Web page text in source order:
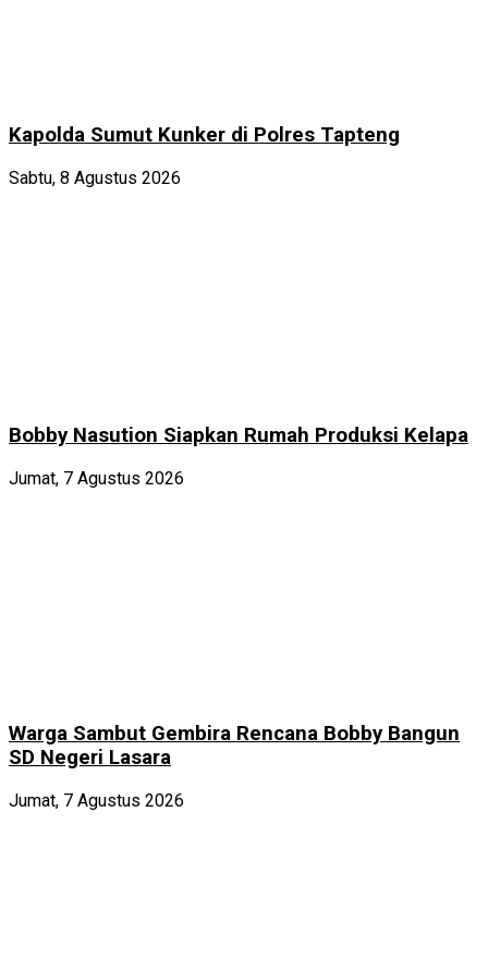
Kapolda Sumut Kunker di Polres Tapteng
Sabtu, 8 Agustus 2026
Bobby Nasution Siapkan Rumah Produksi Kelapa
Jumat, 7 Agustus 2026
Warga Sambut Gembira Rencana Bobby Bangun
SD Negeri Lasara
Jumat, 7 Agustus 2026